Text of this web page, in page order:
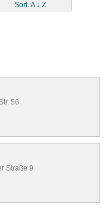
Sort. A ↓ Z
56
Straße 9